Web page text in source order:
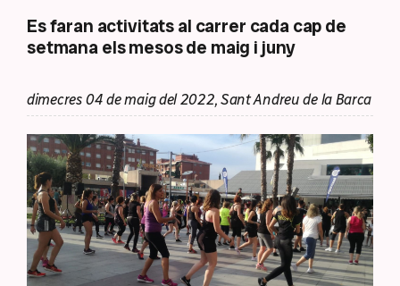
Es faran activitats al carrer cada cap de
setmana els mesos de maig i juny
dimecres 04 de maig del 2022, Sant Andreu de la Barca